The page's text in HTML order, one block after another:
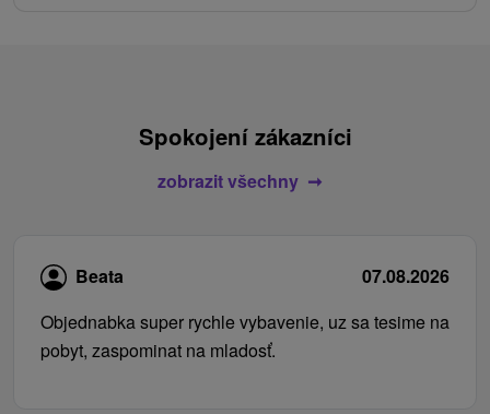
Spokojení zákazníci
zobrazit všechny
Beata
07.08.2026
Objednabka super rychle vybavenie, uz sa tesime na
pobyt, zaspominat na mladosť.